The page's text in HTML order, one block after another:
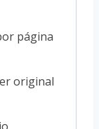
página
original